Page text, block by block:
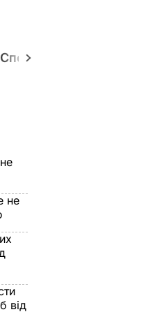
Спецпроєкти
не
від